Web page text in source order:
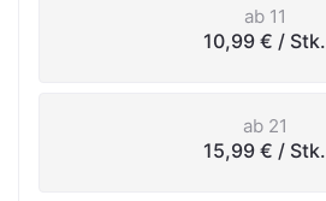
ab 11
10,99 € / Stk.
ab 21
15,99 € / Stk.